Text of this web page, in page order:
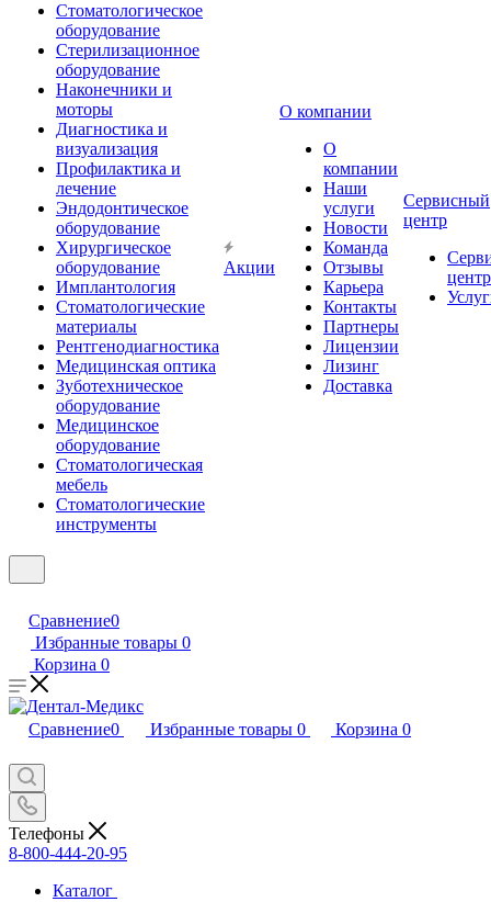
Стоматологическое
оборудование
Стерилизационное
оборудование
Наконечники и
моторы
Диагностика и
визуализация
Профилактика и
лечение
Эндодонтическое
оборудование
Хирургическое
оборудование
Имплантология
Стоматологические
материалы
Рентгенодиагностика
Медицинская оптика
Зуботехническое
оборудование
Медицинское
оборудование
Стоматологическая
мебель
Стоматологические
инструменты
Акции
О компании
О
компании
Наши
услуги
Новости
Команда
Отзывы
Карьера
Контакты
Партнеры
Лицензии
Лизинг
Доставка
Сервисный
центр
центр
Сравнение0
Избранные товары 0
Корзина 0
Сравнение0 Избранные товары 0 Корзина 0
Телефоны
8-800-444-20-95
Каталог